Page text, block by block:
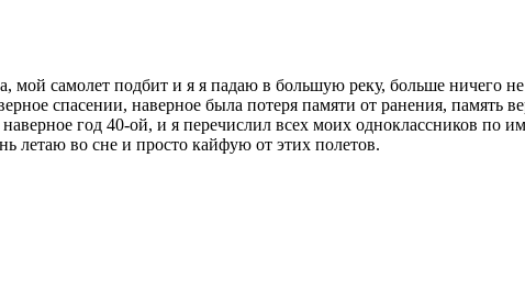
самолет подбит и я я падаю в большую реку, больше ничего
спасении, наверное была потеря памяти от ранения, память
год 40-ой, и я перечислил всех моих одноклассников по
летаю во сне и просто кайфую от этих полетов.